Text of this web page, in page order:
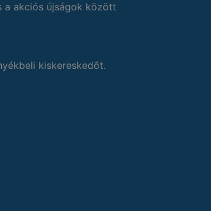
a akciós újságok között
kiskereskedőt.